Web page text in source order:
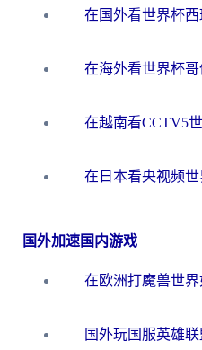
国外加速国内游戏